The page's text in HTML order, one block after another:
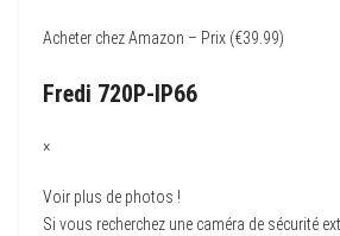
Acheter chez Amazon – Prix (€39.99)
Fredi 720P-IP66
×
Voir plus de photos !
Si vous recherchez une caméra de sécurité